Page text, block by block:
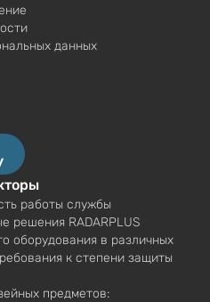
данных
работы службы
решения RADARPLUS
оборудования в различных
к степени защиты
предметов: